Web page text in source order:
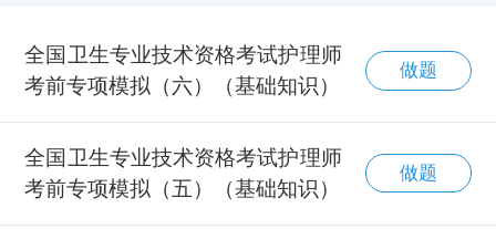
全国卫生专业技术资格考试护理师
考前专项模拟（六）（基础知识）
做题
全国卫生专业技术资格考试护理师
考前专项模拟（五）（基础知识）
做题